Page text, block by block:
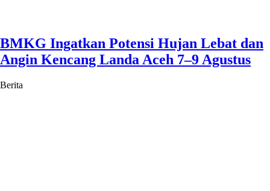
BMKG Ingatkan Potensi Hujan Lebat dan
Angin Kencang Landa Aceh 7–9 Agustus
Berita